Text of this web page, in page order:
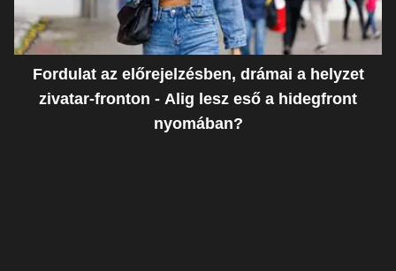
Fordulat az előrejelzésben, drámai a helyzet
zivatar-fronton - Alig lesz eső a hidegfront
nyomában?